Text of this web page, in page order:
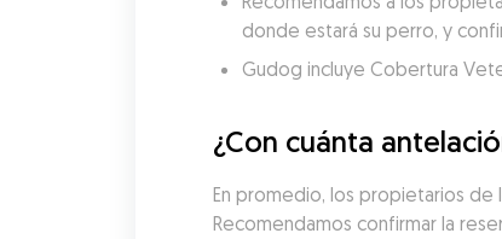
donde estará su perro, y
Gudog incluye Cobertura
¿Con cuánta
En promedio, los propietarios de
Recomendamos confirmar la